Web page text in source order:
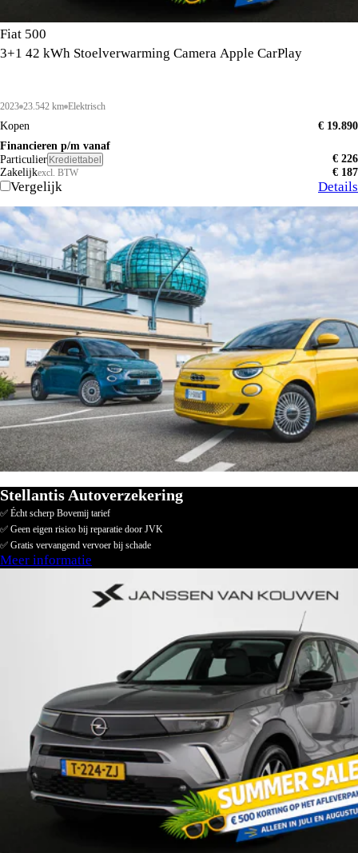
Fiat 500
3+1 42 kWh Stoelverwarming Camera Apple CarPlay
2023 23.542 km Elektrisch
Kopen
€ 19.890
Financieren p/m vanaf
Particulier Krediettabel
€ 226
Zakelijkexcl. BTW € 187
Vergelijk Details
Stellantis Autoverzekering
✅ Écht scherp Bovemij tarief
✅ Geen eigen risico bij reparatie door JVK
✅ Gratis vervangend vervoer bij schade
Meer informatie